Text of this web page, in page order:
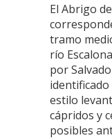
El Abrigo
tramo
río
por
estilo
cápridos y
posibles